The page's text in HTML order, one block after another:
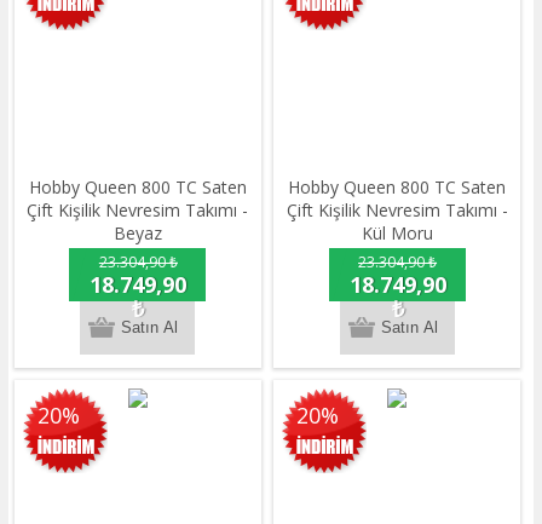
Hobby Queen 800 TC Saten
Çift Kişilik Nevresim Takımı -
Beyaz
23.304,90 ₺
18.749,90
₺
Hobby Queen 800 TC Saten
Çift Kişilik Nevresim Takımı -
Kül Moru
23.304,90 ₺
18.749,90
₺
20% 20%